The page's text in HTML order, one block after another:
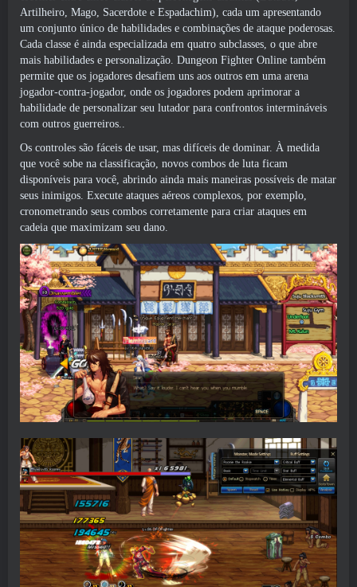
Artilheiro, Mago, Sacerdote e Espadachim), cada um apresentando
um conjunto único de habilidades e combinações de ataque poderosas.
Cada classe é ainda especializada em quatro subclasses, o que abre
mais habilidades e personalização. Dungeon Fighter Online também
permite que os jogadores desafiem uns aos outros em uma arena
jogador-contra-jogador, onde os jogadores podem aprimorar a
habilidade de personalizar seu lutador para confrontos intermináveis ​​
com outros guerreiros..
Os controles são fáceis de usar, mas difíceis de dominar. À medida
que você sobe na classificação, novos combos de luta ficam
disponíveis para você, abrindo ainda mais maneiras possíveis de matar
seus inimigos. Execute ataques aéreos complexos, por exemplo,
cronometrando seus combos corretamente para criar ataques em
cadeia que maximizam seu dano.